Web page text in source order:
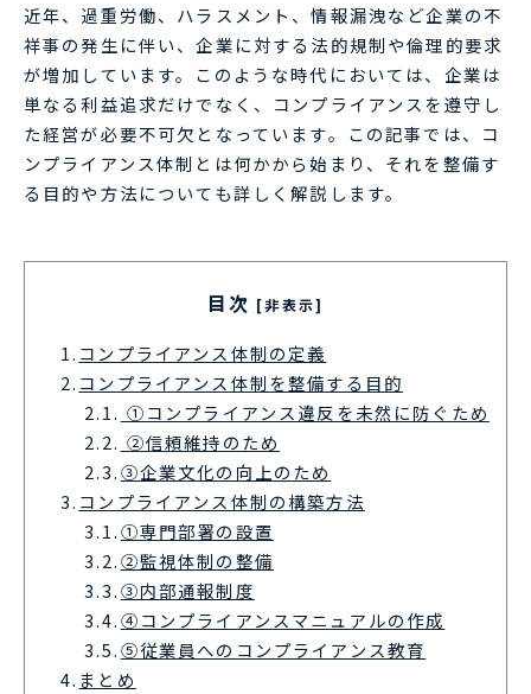
近年、過重労働、ハラスメント、情報漏洩など企業の不
祥事の発生に伴い、企業に対する法的規制や倫理的要求
が増加しています。このような時代においては、企業は
単なる利益追求だけでなく、コンプライアンスを遵守し
た経営が必要不可欠となっています。この記事では、コ
ンプライアンス体制とは何かから始まり、それを整備す
る目的や方法についても詳しく解説します。
目次 [非表示]
1. コンプライアンス体制の定義
2. コンプライアンス体制を整備する目的
2.1. ①コンプライアンス違反を未然に防ぐため
2.2. ②信頼維持のため​​​​​​​
2.3.③企業文化の向上のため
3. コンプライアンス体制の構築方法
3.1.①専門部署の設置
3.2.②監視体制の整備
3.3.③内部通報制度
3.4.④コンプライアンスマニュアルの作成
3.5.⑤従業員へのコンプライアンス教育
4. まとめ